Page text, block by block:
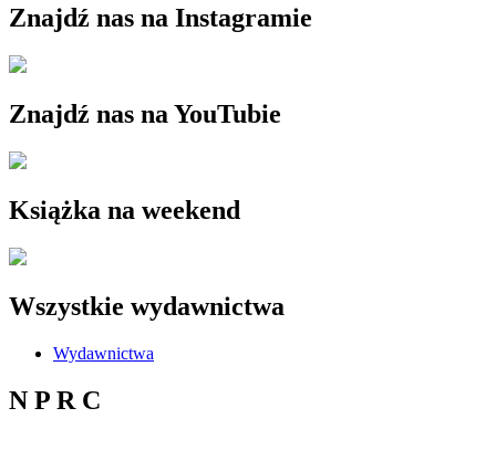
Znajdź nas na Instagramie
Znajdź nas na YouTubie
Książka na weekend
Wszystkie wydawnictwa
Wydawnictwa
N P R C